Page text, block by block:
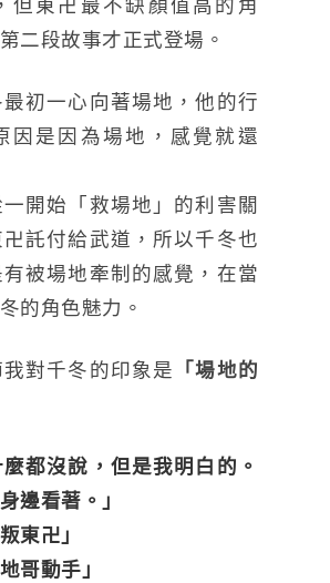
但東卍最不缺顏值高的角
二段故事才正式登場。
初一心向著場地，他的行
因是因為場地，感覺就還
開始「救場地」的利害關
託付給武道，所以千冬也
被場地牽制的感覺，在當
的角色魅力。
對千冬的印象是
「場地的
麼都沒說，但是我明白的。
邊看著。」
東卍」
哥動手」